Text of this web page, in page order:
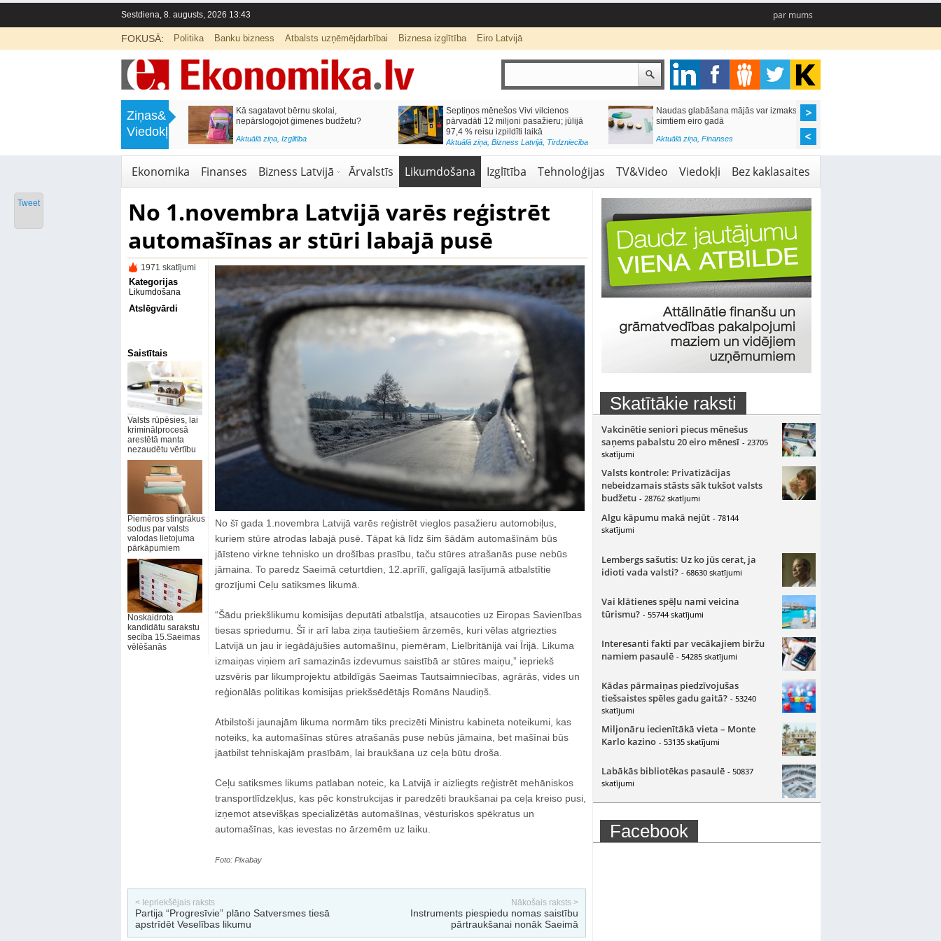
Sestdiena, 8. augusts, 2026 13:43 par mums
FOKUSĀ: Politika Banku bizness Atbalsts uzņēmējdarbībai Biznesa izglītība Eiro Latvijā
Ziņas&
Viedokļi
Labklājības ministrija rosina reformēt
un būtiski uzlabot vecāku pabalstu
Kā sagatavot bērnu skolai,
nepārslogojot ģimenes budžetu?
Aktuālā ziņa,Izglītība
Septiņos mēnešos Vivi vilcienos
pārvadāti 12 miljoni pasažieru; jūlijā
97,4 % reisu izpildīti laikā
Aktuālā ziņa,Bizness Latvijā,Tirdzniecība
Naudas glabāšana mājās var izmaksāt
simtiem eiro gadā
Aktuālā ziņa,Finanses
Ekonomika Finanses Bizness Latvijā Ārvalstīs Likumdošana Izglītība Tehnoloģijas TV&Video Viedokļi Bez kaklasaites
No 1.novembra Latvijā varēs reģistrēt
automašīnas ar stūri labajā pusē
1971 skatījumi
Kategorijas
Likumdošana
Atslēgvārdi
Saistītais
Valsts rūpēsies, lai
kriminālprocesā
arestētā manta
nezaudētu vērtību
Piemēros stingrākus
sodus par valsts
valodas lietojuma
pārkāpumiem
Noskaidrota
kandidātu sarakstu
secība 15.Saeimas
vēlēšanās
No šī gada 1.novembra Latvijā varēs reģistrēt vieglos pasažieru automobiļus,
kuriem stūre atrodas labajā pusē. Tāpat kā līdz šim šādām automašīnām būs
jāīsteno virkne tehnisko un drošības prasību, taču stūres atrašanās puse nebūs
jāmaina. To paredz Saeimā ceturtdien, 12.aprīlī, galīgajā lasījumā atbalstītie
grozījumi Ceļu satiksmes likumā.
“Šādu priekšlikumu komisijas deputāti atbalstīja, atsaucoties uz Eiropas Savienības
tiesas spriedumu. Šī ir arī laba ziņa tautiešiem ārzemēs, kuri vēlas atgriezties
Latvijā un jau ir iegādājušies automašīnu, piemēram, Lielbritānijā vai Īrijā. Likuma
izmaiņas viņiem arī samazinās izdevumus saistībā ar stūres maiņu,” iepriekš
uzsvēris par likumprojektu atbildīgās Saeimas Tautsaimniecības, agrārās, vides un
reģionālās politikas komisijas priekšsēdētājs Romāns Naudiņš.
Atbilstoši jaunajām likuma normām tiks precizēti Ministru kabineta noteikumi, kas
noteiks, ka automašīnas stūres atrašanās puse nebūs jāmaina, bet mašīnai būs
jāatbilst tehniskajām prasībām, lai braukšana uz ceļa būtu droša.
Ceļu satiksmes likums patlaban noteic, ka Latvijā ir aizliegts reģistrēt mehāniskos
transportlīdzekļus, kas pēc konstrukcijas ir paredzēti braukšanai pa ceļa kreiso pusi,
izņemot atsevišķas specializētās automašīnas, vēsturiskos spēkratus un
automašīnas, kas ievestas no ārzemēm uz laiku.
Foto: Pixabay
< Iepriekšējais raksts
Partija “Progresīvie” plāno Satversmes tiesā
apstrīdēt Veselības likumu
Nākošais raksts >
Instruments piespiedu nomas saistību
pārtraukšanai nonāk Saeimā
Skatītākie raksti
Vakcinētie seniori piecus mēnešus
saņems pabalstu 20 eiro mēnesī - 23705
skatījumi
Valsts kontrole: Privatizācijas
nebeidzamais stāsts sāk tukšot valsts
budžetu - 28762 skatījumi
Algu kāpumu makā nejūt - 78144
skatījumi
Lembergs sašutis: Uz ko jūs cerat, ja
idioti vada valsti? - 68630 skatījumi
Vai klātienes spēļu nami veicina
tūrismu? - 55744 skatījumi
Interesanti fakti par vecākajiem biržu
namiem pasaulē - 54285 skatījumi
Kādas pārmaiņas piedzīvojušas
tiešsaistes spēles gadu gaitā? - 53240
skatījumi
Miljonāru iecienītākā vieta – Monte
Karlo kazino - 53135 skatījumi
Labākās bibliotēkas pasaulē - 50837
skatījumi
Facebook
Tweet